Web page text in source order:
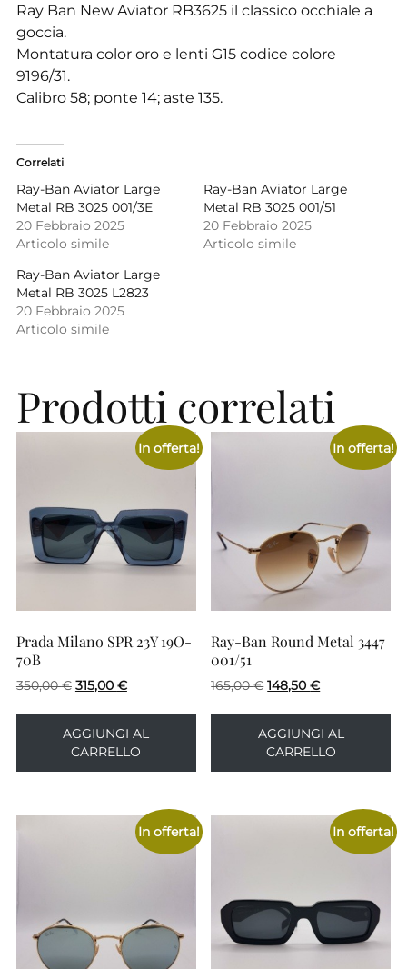
Ray Ban New Aviator RB3625 il classico occhiale a
goccia.
Montatura color oro e lenti G15 codice colore
9196/31.
Calibro 58; ponte 14; aste 135.
Correlati
Ray-Ban Aviator Large
Metal RB 3025 001/3E
20 Febbraio 2025
Articolo simile
Ray-Ban Aviator Large
Metal RB 3025 001/51
20 Febbraio 2025
Articolo simile
Ray-Ban Aviator Large
Metal RB 3025 L2823
20 Febbraio 2025
Articolo simile
Prodotti correlati
In offerta!
Prada Milano SPR 23Y 19O-
70B
350,00€ Il
era:
350,00 €.
315,00 €Il
è:
315,00 €.
AGGIUNGI AL
CARRELLO
In offerta!
Ray-Ban Round Metal 3447
001/51
165,00€ Il
era:
165,00 €.
148,50€Il
è:
148,50 €.
AGGIUNGI AL
CARRELLO
In offerta! In offerta!